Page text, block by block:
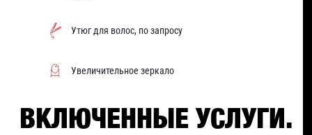
Утюг для волос, по запросу
Увеличительное зеркало
ВКЛЮЧЕННЫЕ УСЛУГИ.